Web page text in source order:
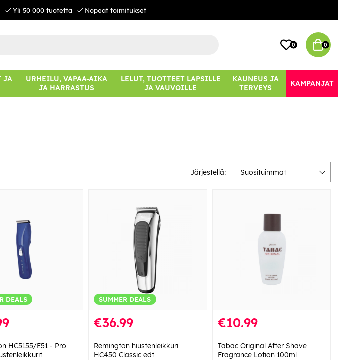
Yli 50 000 tuotetta Nopeat toimitukset
0 0
JA
URHEILU, VAPAA-AIKA
JA HARRASTUS
LELUT, TUOTTEET LAPSILLE
JA VAUVOILLE
KAUNEUS JA
TERVEYS
KAMPANJAT
Järjestellä: Suosituimmat
DEALS
HC5155/E51 - Pro
SUMMER DEALS
€36.99
Remington hiustenleikkuri
HC450 Classic edt
€10.99
Tabac Original After Shave
Fragrance Lotion 100ml